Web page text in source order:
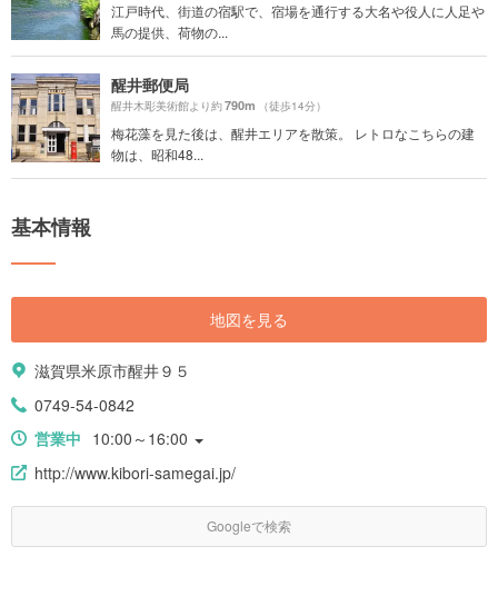
江戸時代、街道の宿駅で、宿場を通行する大名や役人に人足や
馬の提供、荷物の...
醒井郵便局
醒井木彫美術館より約790m （徒歩14分）
梅花藻を見た後は、醒井エリアを散策。 レトロなこちらの建
物は、昭和48...
基本情報
地図を見る
滋賀県米原市醒井９５
0749-54-0842
営業中 10:00～16:00
http://www.kibori-samegai.jp/
Googleで検索